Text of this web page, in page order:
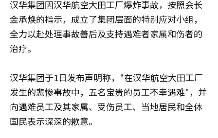
汉华集团因汉华航空大田工厂爆炸事故，按照会长
金承焕的指示，成立了集团层面的特别应对小组，
全力以赴处理事故善后及支持遇难者家属和伤者的
治疗。
汉华集团于1日发布声明称，"在汉华航空大田工厂
发生的悲惨事故中，五名宝贵的员工不幸遇难"，并
向遇难员工及其家属、受伤员工、当地居民和全体
国民表示深深的歉意。